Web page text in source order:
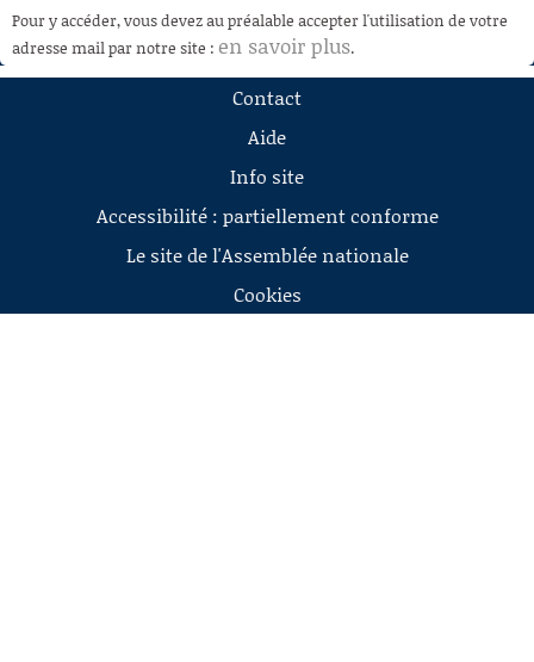
RECHERCHE
AIDE À LA DÉCOUPE
DE VIDÉOS
Pour y accéder, vous devez au préalable accepter l'utilisation de votre
adresse mail par notre site : en savoir plus.
Contact
Aide
Info site
Accessibilité : partiellement conforme
Le site de l'Assemblée nationale
Cookies